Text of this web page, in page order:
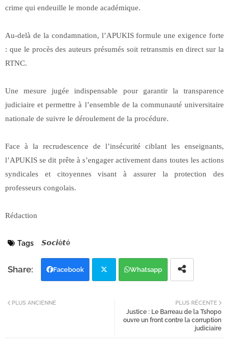
crime qui endeuille le monde académique.
Au-delà de la condamnation, l’APUKIS formule une exigence forte
: que le procès des auteurs présumés soit retransmis en direct sur la
RTNC.
Une mesure jugée indispensable pour garantir la transparence
judiciaire et permettre à l’ensemble de la communauté universitaire
nationale de suivre le déroulement de la procédure.
Face à la recrudescence de l’insécurité ciblant les enseignants,
l’APUKIS se dit prête à s’engager activement dans toutes les actions
syndicales et citoyennes visant à assurer la protection des
professeurs congolais.
Rédaction
Tags 𝙎𝙤𝙘𝙞é𝙩é
Facebook Whatsapp
PLUS RÉCENTE
Justice : Le Barreau de la Tshopo
ouvre un front contre la corruption
judiciaire
PLUS ANCIENNE